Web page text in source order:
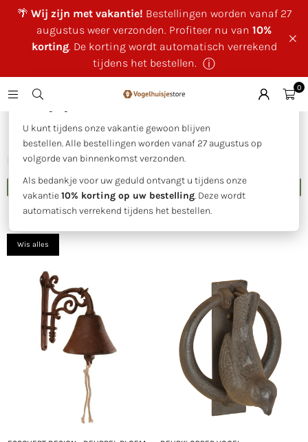
🌴 Wij zijn met vakantie! Bestellingen worden vanaf 27
augustus weer verzonden. Profiteer nu van 10%
korting. De korting wordt automatisch verrekend
tijdens het bestellen. ⓘ
×
U kunt tijdens onze vakantie gewoon blijven
bestellen. Alle bestellingen worden vanaf 27 augustus op
volgorde van binnenkomst verzonden.
Als bedankje voor uw geduld ontvangt u tijdens onze
vakantie10% korting op uw bestelling. Deze wordt
automatisch verrekend tijdens het bestellen.
0
Huis | Deurbellen en kloppers
DEURBELLEN EN KLOPPERS
FILTER
Sorteer
Wis alles